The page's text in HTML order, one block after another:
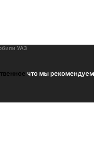
УАЗ
что мы рекомендуем